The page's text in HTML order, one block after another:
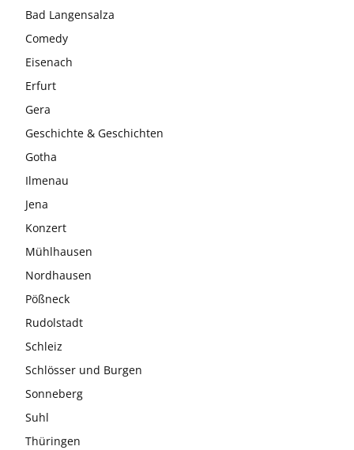
Bad Langensalza
Comedy
Eisenach
Erfurt
Gera
Geschichte & Geschichten
Gotha
Ilmenau
Jena
Konzert
Mühlhausen
Nordhausen
Pößneck
Rudolstadt
Schleiz
Schlösser und Burgen
Sonneberg
Suhl
Thüringen